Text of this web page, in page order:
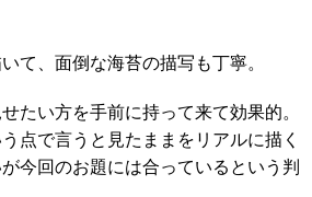
て、面倒な海苔の描写も丁寧。
たい方を手前に持って来て効果的。
点で言うと見たままをリアルに描く
今回のお題には合っているという判